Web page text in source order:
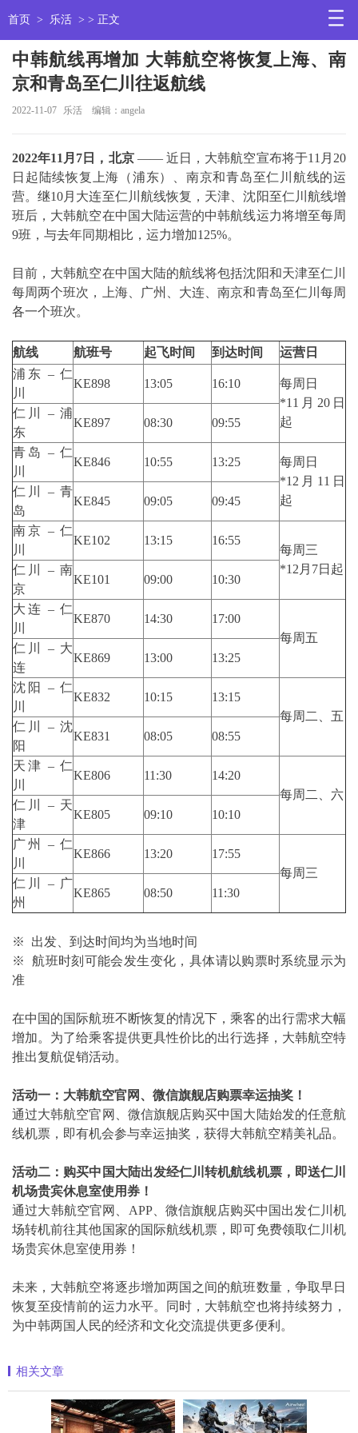
首页 > 乐活 > > 正文
中韩航线再增加 大韩航空将恢复上海、南
京和青岛至仁川往返航线
2022-11-07 乐活 编辑：angela
2022年11月7日，北京 —— 近日，大韩航空宣布将于11月20
日起陆续恢复上海（浦东）、南京和青岛至仁川航线的运
营。继10月大连至仁川航线恢复，天津、沈阳至仁川航线增
班后，大韩航空在中国大陆运营的中韩航线运力将增至每周
9班，与去年同期相比，运力增加125%。
目前，大韩航空在中国大陆的航线将包括沈阳和天津至仁川
每周两个班次，上海、广州、大连、南京和青岛至仁川每周
各一个班次。
航线 航班号 起飞时间 到达时间
运营日
浦东 – 仁
川
KE898 13:05 16:10
每周日
*11月20日
起
仁川 – 浦
东
KE897 08:30 09:55
青岛 – 仁
川
KE846 10:55 13:25
每周日
*12月11日
起
仁川 – 青
岛
KE845 09:05 09:45
南京 – 仁
川
KE102 13:15 16:55
每周三
*12月7日起
仁川 – 南
京
KE101 09:00 10:30
大连 – 仁
川
KE870 14:30
17:00
每周五
仁川 – 大
连
KE869 13:00 13:25
沈阳 – 仁
川
KE832 10:15
13:15
每周二、五
仁川 – 沈
阳
KE831 08:05 08:55
天津 – 仁
川
KE806 11:30
14:20
每周二、六
仁川 – 天
津
KE805 09:10 10:10
广州 – 仁
川
KE866 13:20
17:55
每周三
仁川 – 广
州
KE865 08:50 11:30
※ 出发、到达时间均为当地时间
※ 航班时刻可能会发生变化，具体请以购票时系统显示为
准
在中国的国际航班不断恢复的情况下，乘客的出行需求大幅
增加。为了给乘客提供更具性价比的出行选择，大韩航空特
推出复航促销活动。
活动一：大韩航空官网、微信旗舰店购票幸运抽奖！
通过大韩航空官网、微信旗舰店购买中国大陆始发的任意航
线机票，即有机会参与幸运抽奖，获得大韩航空精美礼品。
活动二：购买中国大陆出发经仁川转机航线机票，即送仁川
机场贵宾休息室使用券！
通过大韩航空官网、APP、微信旗舰店购买中国出发仁川机
场转机前往其他国家的国际航线机票，即可免费领取仁川机
场贵宾休息室使用券！
未来，大韩航空将逐步增加两国之间的航班数量，争取早日
恢复至疫情前的运力水平。同时，大韩航空也将持续努力，
为中韩两国人民的经济和文化交流提供更多便利。
相关文章